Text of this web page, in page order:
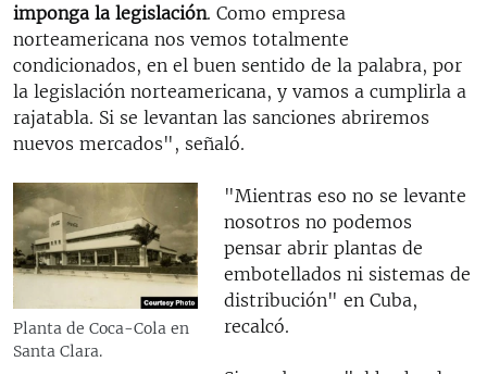
imponga la legislación. Como empresa
norteamericana nos vemos totalmente
condicionados, en el buen sentido de la palabra, por
la legislación norteamericana, y vamos a cumplirla a
rajatabla. Si se levantan las sanciones abriremos
nuevos mercados", señaló.
Planta de Coca-Cola en
Santa Clara.
"Mientras eso no se levante
nosotros no podemos
pensar abrir plantas de
embotellados ni sistemas de
distribución" en Cuba,
recalcó.